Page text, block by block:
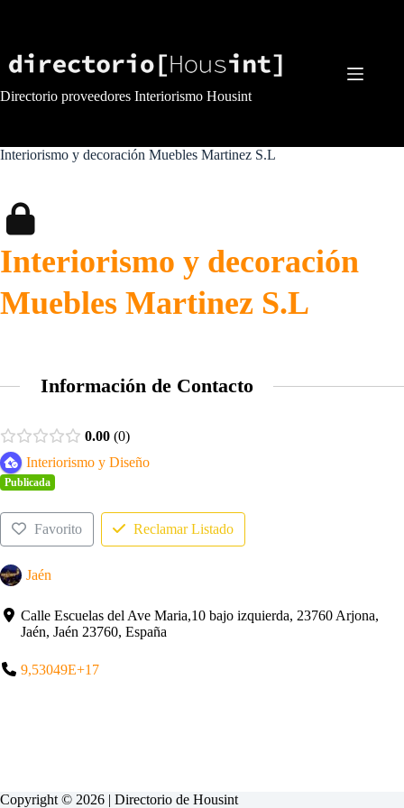
Directorio proveedores Interiorismo Housint
Interiorismo y decoración Muebles Martinez S.L
Interiorismo y decoración
Muebles Martinez S.L
Información de Contacto
0.00 0
Interiorismo y Diseño
Publicada
Favorito Reclamar Listado
Jaén
Calle Escuelas del Ave Maria,10 bajo izquierda, 23760 Arjona,
Jaén, Jaén 23760, España
9,53049E+17
Copyright © 2026 | Directorio de Housint